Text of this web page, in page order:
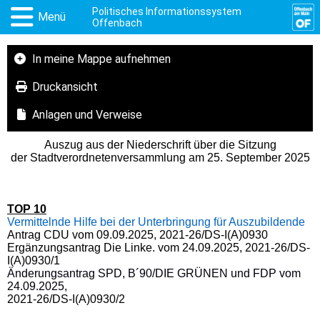
Menü
Politisches Informationssystem
Offenbach
In meine Mappe aufnehmen
Druckansicht
Anlagen und Verweise
Auszug aus der Niederschrift über die Sitzung
der Stadtverordnetenversammlung am 25. September 2025
TOP 10
Vermittelnde Hilfe bei der Unterbringung für Auszubildende
Antrag CDU vom 09.09.2025, 2021-26/DS-I(A)0930
Ergänzungsantrag Die Linke. vom 24.09.2025, 2021-26/DS-
I(A)0930/1
Änderungsantrag SPD, B´90/DIE GRÜNEN und FDP vom
24.09.2025,
2021-26/DS-I(A)0930/2